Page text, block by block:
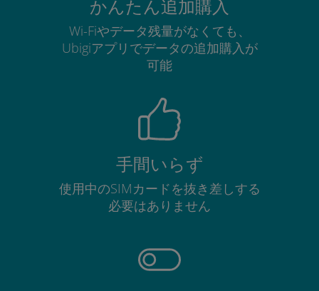
かんたん追加購入
Wi-Fiやデータ残量がなくても、
Ubigiアプリでデータの追加購入が
可能
手間いらず
使用中のSIMカードを抜き差しする
必要はありません